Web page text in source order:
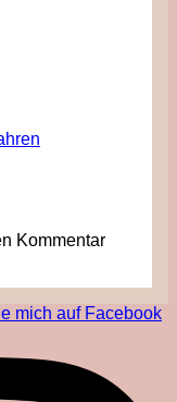
Kommentar
mich auf Facebook